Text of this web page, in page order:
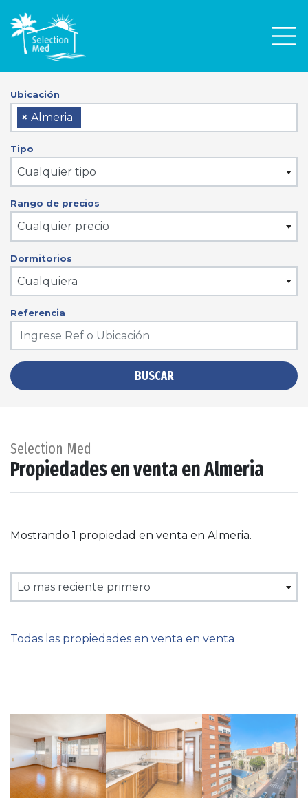
Ubicación
× Almeria
Tipo
Cualquier tipo
Rango de precios
Cualquier precio
Dormitorios
Cualquiera
Referencia
BUSCAR
Selection Med
Propiedades en venta en Almeria
Mostrando 1 propiedad en venta en Almeria.
Lo mas reciente primero
Todas las propiedades en venta en venta